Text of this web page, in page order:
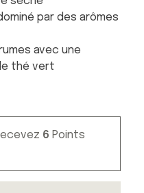
par des arômes
avec une
thé vert
6 Points